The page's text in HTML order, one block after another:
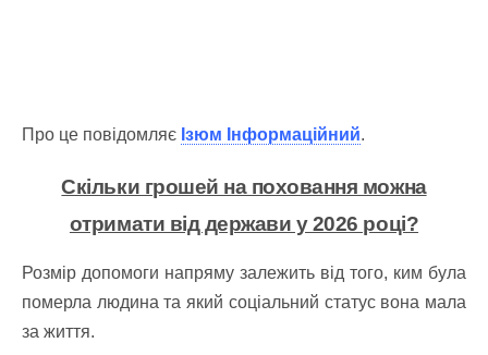
Про це повідомляє Ізюм Інформаційний.
Скільки грошей на поховання можна
отримати від держави у 2026 році?
Розмір допомоги напряму залежить від того, ким була
померла людина та який соціальний статус вона мала
за життя.